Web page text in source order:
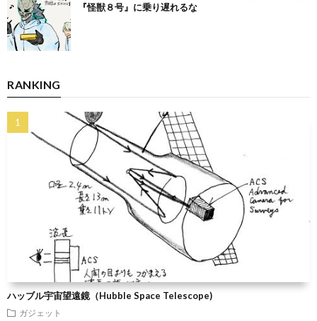
『怪獣８号』に乗り遅れるな
RANKING
ハッブル宇宙望遠鏡（Hubble Space Telescope)
ガジェット